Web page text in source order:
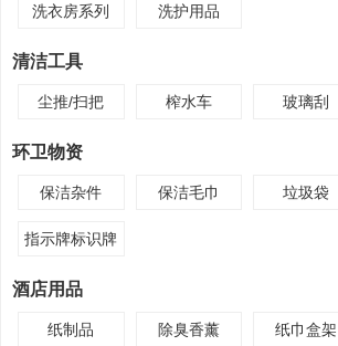
洗衣房系列 洗护用品
清洁工具
尘推/扫把 榨水车 玻璃刮
环卫物资
保洁杂件 保洁毛巾 垃圾袋
指示牌标识牌
酒店用品
纸制品 除臭香薰 纸巾盒架